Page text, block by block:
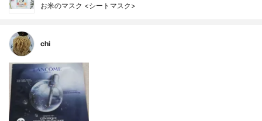
お米のマスク <シートマスク>
chi